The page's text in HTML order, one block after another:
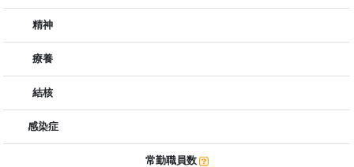
精神
療養
結核
感染症
常勤職員数